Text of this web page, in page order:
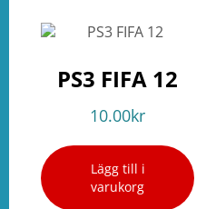
PS3 FIFA 12
10.00kr
Lägg till i
varukorg